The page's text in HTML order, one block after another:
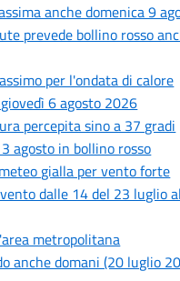
anche domenica 9
prevede bollino rosso
per l'ondata di calore
6 agosto 2026
percepita sino a 37 gradi
agosto in bollino rosso
gialla per vento forte
dalle 14 del 23 luglio
metropolitana
anche domani (20 luglio